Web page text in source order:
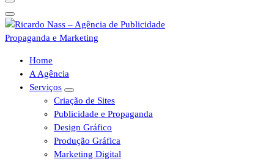
cidade de Sertãozinho, Ribeirão Preto e todo o Brasil
Agência de Publicidade Ricardo Nass. Empresa especializadas em
comunicação offline e online, Nossa agência atende empresas da
cidade de Sertãozinho, Ribeirão Preto e todo o Brasil
Home
A Agência
Serviços
Criação de Sites
Publicidade e Propaganda
Design Gráfico
Produção Gráfica
Marketing Digital